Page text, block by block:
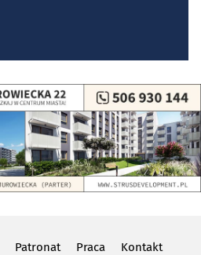
Patronat Praca Kontakt